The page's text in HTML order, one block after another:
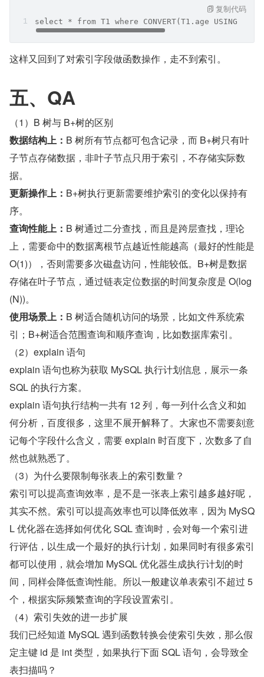
select * from T1 where CONVERT(T1.age USING
复制代码
这样又回到了对索引字段做函数操作，走不到索引。
五、QA
（1）B 树与 B+树的区别
数据结构上： B 树所有节点都可包含记录，而 B+树只有叶
子节点存储数据，非叶子节点只用于索引，不存储实际数
据。
更新操作上： B+树执行更新需要维护索引的变化以保持有
序。
查询性能上： B 树通过二分查找，而且是跨层查找，理论
上，需要命中的数据离根节点越近性能越高（最好的性能是
O(1)），否则需要多次磁盘访问，性能较低。B+树是数据
存储在叶子节点，通过链表定位数据的时间复杂度是 O(log
(N))。
使用场景上： B 树适合随机访问的场景，比如文件系统索
引；B+树适合范围查询和顺序查询，比如数据库索引。
（2）explain 语句
explain 语句也称为获取 MySQL 执行计划信息，展示一条
SQL 的执行方案。
explain 语句执行结构一共有 12 列，每一列什么含义和如
何分析，百度很多，这里不展开解释了。大家也不需要刻意
记每个字段什么含义，需要 explain 时百度下，次数多了自
然也就熟悉了。
（3）为什么要限制每张表上的索引数量？
索引可以提高查询效率，是不是一张表上索引越多越好呢，
其实不然。索引可以提高效率也可以降低效率，因为 MySQ
L 优化器在选择如何优化 SQL 查询时，会对每一个索引进
行评估，以生成一个最好的执行计划，如果同时有很多索引
都可以使用，就会增加 MySQL 优化器生成执行计划的时
间，同样会降低查询性能。所以一般建议单表索引不超过 5
个，根据实际频繁查询的字段设置索引。
（4）索引失效的进一步扩展
我们已经知道 MySQL 遇到函数转换会使索引失效，那么假
定主键 id 是 int 类型，如果执行下面 SQL 语句，会导致全
表扫描吗？